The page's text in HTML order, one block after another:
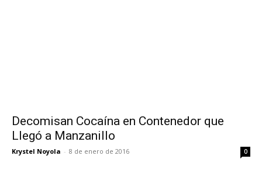
Decomisan Cocaína en Contenedor que
Llegó a Manzanillo
Krystel Noyola - 8 de enero de 2016 0